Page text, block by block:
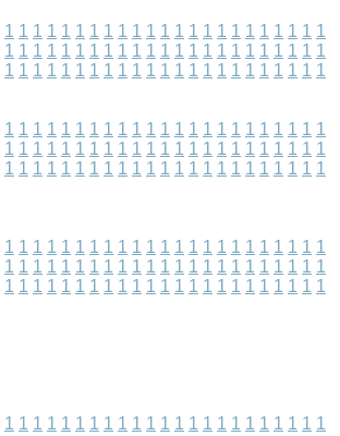
1 1 1 1 1 1 1 1 1 1 1 1 1 1 1 1 1 1 1 1 1 1 1
1 1 1 1 1 1 1 1 1 1 1 1 1 1 1 1 1 1 1 1 1 1 1
1 1 1 1 1 1 1 1 1 1 1 1 1 1 1 1 1 1 1 1 1 1 1
1 1 1 1 1 1 1 1 1 1 1 1 1 1 1 1 1 1 1 1 1 1 1
1 1 1 1 1 1 1 1 1 1 1 1 1 1 1 1 1 1 1 1 1 1 1
1 1 1 1 1 1 1 1 1 1 1 1 1 1 1 1 1 1 1 1 1 1 1
1 1 1 1 1 1 1 1 1 1 1 1 1 1 1 1 1 1 1 1 1 1 1
1 1 1 1 1 1 1 1 1 1 1 1 1 1 1 1 1 1 1 1 1 1 1
1 1 1 1 1 1 1 1 1 1 1 1 1 1 1 1 1 1 1 1 1 1 1
1 1 1 1 1 1 1 1 1 1 1 1 1 1 1 1 1 1 1 1 1 1 1